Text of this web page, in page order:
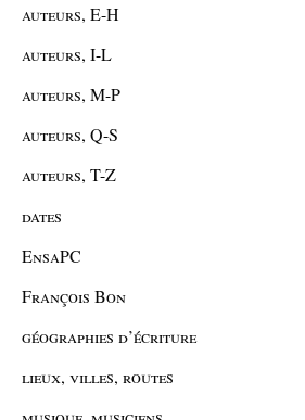
auteurs, E-H
auteurs, I-L
auteurs, M-P
auteurs, Q-S
auteurs, T-Z
dates
EnsaPC
François Bon
géographies d’écriture
lieux, villes, routes